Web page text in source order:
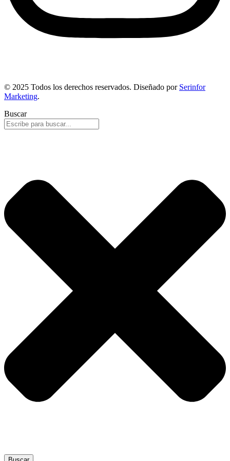
© 2025 Todos los derechos reservados. Diseñado por Serinfor
Marketing.
Buscar